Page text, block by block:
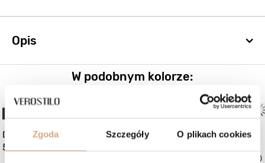
Zgoda Szczegóły O plikach cookies
Opis
W podobnym kolorze:
Duża torebka shopper
589 zł
Rękawiczki damskie